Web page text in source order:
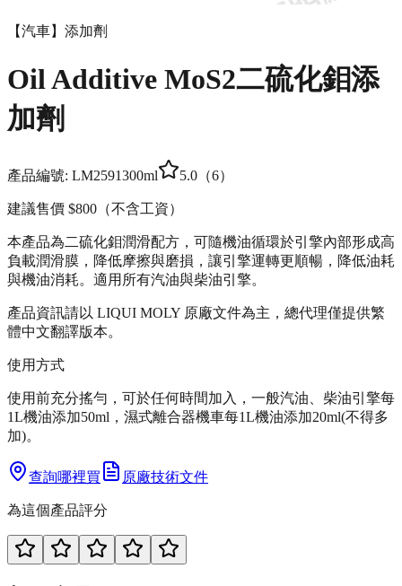
【汽車】添加劑
Oil Additive MoS2二硫化鉬添
加劑
產品編號: LM2591300ml 5.0 （6）
建議售價 $800 （不含工資）
本產品為二硫化鉬潤滑配方，可隨機油循環於引擎內部形成高
負載潤滑膜，降低摩擦與磨損，讓引擎運轉更順暢，降低油耗
與機油消耗。適用所有汽油與柴油引擎。
產品資訊請以 LIQUI MOLY 原廠文件為主，總代理僅提供繁
體中文翻譯版本。
使用方式
使用前充分搖勻，可於任何時間加入，一般汽油、柴油引擎每
1L機油添加50ml，濕式離合器機車每1L機油添加20ml(不得多
加)。
查詢哪裡買 原廠技術文件
為這個產品評分